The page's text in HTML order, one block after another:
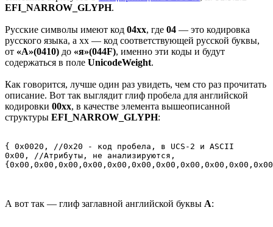
EFI_NARROW_GLYPH.
Русские символы имеют код 04xx, где 04 — это кодировка
русского языка, а xx — код соответствующей русской буквы,
от «А»(0410) до «я»(044F), именно эти коды и будут
содержаться в поле UnicodeWeight.
Как говорится, лучше один раз увидеть, чем сто раз прочитать
описание. Вот так выглядит глиф пробела для английской
кодировки 00xx, в качестве элемента вышеописанной
структуры EFI_NARROW_GLYPH:
{ 0x0020, //0x20 - код пробела, в UCS-2 и ASCII
0x00, //Атрибуты, не анализируются,
А вот так — глиф заглавной английской буквы А: